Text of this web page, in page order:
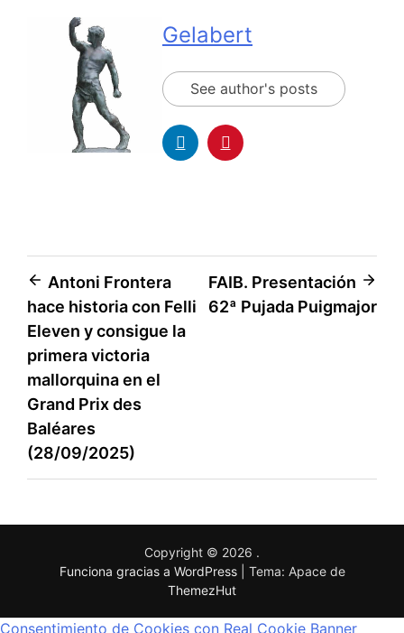
Gelabert
See author's posts
Antoni Frontera
hace historia con Felli
Eleven y consigue la
primera victoria
mallorquina en el
Grand Prix des
Baléares
(28/09/2025)
FAIB. Presentación
62ª Pujada Puigmajor
Copyright © 2026 .
Funciona gracias a WordPress
Tema: Apace de
ThemezHut
Consentimiento de Cookies con Real Cookie Banner